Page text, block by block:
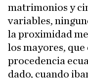
matrimonios y
variables,
la proximidad
los mayores,
procedencia
dado, cuando